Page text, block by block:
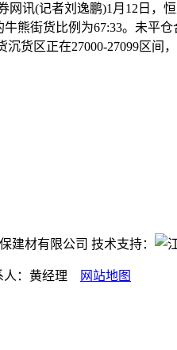
讯(记者刘逸鹏)1月12日，
熊街货比例为67:33。未平
区正在27000-27099区间
建材有限公司 技术支持：
人：黄经理 网站地图